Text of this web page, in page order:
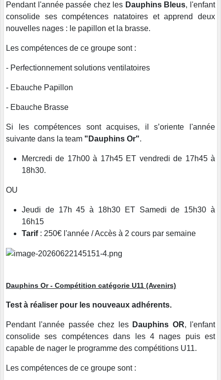
Pendant l'année passée chez les Dauphins Bleus, l'enfant
consolide ses compétences natatoires et apprend deux
nouvelles nages : le papillon et la brasse.
Les compétences de ce groupe sont :
- Perfectionnement solutions ventilatoires
- Ebauche Papillon
- Ebauche Brasse
Si les compétences sont acquises, il s’oriente l'année
suivante dans la team "Dauphins Or".
Mercredi de 17h00 à 17h45 ET vendredi de 17h45 à
18h30.
OU
Jeudi de 17h 45 à 18h30 ET Samedi de 15h30 à
16h15
Tarif: 250€ l'année / Accès à 2 cours par semaine
Dauphins Or - Compétition catégorie U11 (Avenirs)
Test à réaliser pour les nouveaux adhérents.
Pendant l'année passée chez les Dauphins OR, l'enfant
consolide ses compétences dans les 4 nages puis est
capable de nager le programme des compétitions U11.
Les compétences de ce groupe sont :